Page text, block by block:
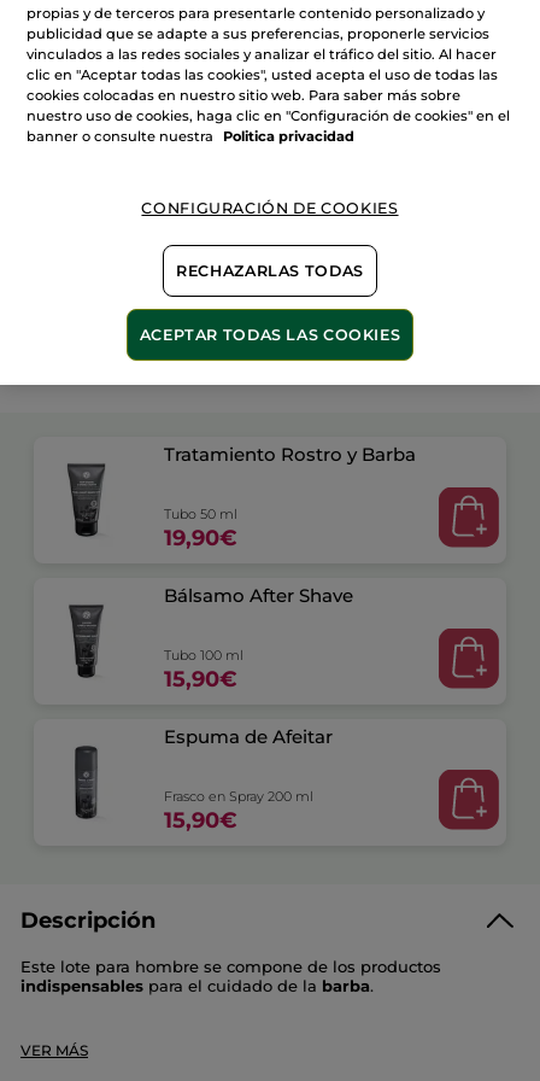
AÑADIR A MI CESTA
Entrega entre 5 a 8 días hábiles
Pago Seguro
calculadas en comparación con los Precios tarifa
recomendados (P.T.R.)
VER P.T.R 2026
Tratamiento Rostro y Barba
Tubo 50 ml
19,90€
Bálsamo After Shave
Tubo 100 ml
15,90€
Espuma de Afeitar
Frasco en Spray 200 ml
15,90€
Descripción
Este lote para hombre se compone de los productos
indispensables para el cuidado de la barba.
Espuma de afeitar
VER MÁS
propias y de terceros para presentarle contenido personalizado y
publicidad que se adapte a sus preferencias, proponerle servicios
vinculados a las redes sociales y analizar el tráfico del sitio. Al hacer
clic en "Aceptar todas las cookies", usted acepta el uso de todas las
cookies colocadas en nuestro sitio web. Para saber más sobre
nuestro uso de cookies, haga clic en "Configuración de cookies" en el
banner o consulte nuestra
Politica privacidad
CONFIGURACIÓN DE COOKIES
RECHAZARLAS TODAS
ACEPTAR TODAS LAS COOKIES